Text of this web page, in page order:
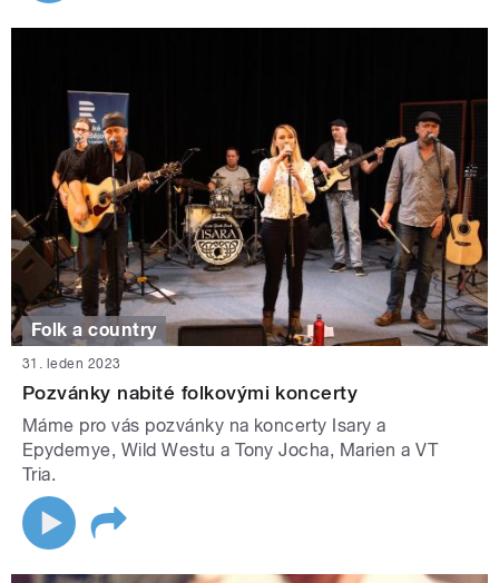
Folk a country
31. leden 2023
Pozvánky nabité folkovými koncerty
Máme pro vás pozvánky na koncerty Isary a
Epydemye, Wild Westu a Tony Jocha, Marien a VT
Tria.